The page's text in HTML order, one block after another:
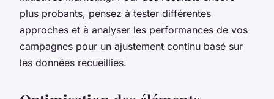
plus probants, pensez à tester différentes
approches et à analyser les performances de vos
campagnes pour un ajustement continu basé sur
les données recueillies.